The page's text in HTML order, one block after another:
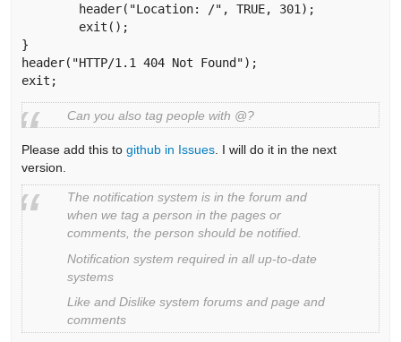
}
header("HTTP/1.1 404 Not Found");
exit;
Can you also tag people with @?
Please add this togithub in Issues. I will do it in the next
version.
The notification system is in the forum and
when we tag a person in the pages or
comments, the person should be notified.
Notification system required in all up-to-date
systems
Like and Dislike system forums and page and
comments